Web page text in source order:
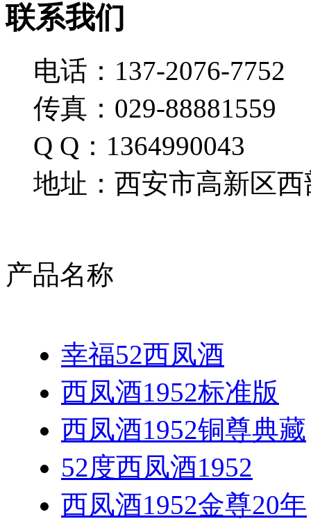
联系我们
电话：137-2076-7752
传真：029-88881559
Q Q：1364990043
地址：西安市高新区西
产品名称
幸福52西凤酒
西凤酒1952标准版
西凤酒1952铜尊典藏
52度西凤酒1952
西凤酒1952金尊20年